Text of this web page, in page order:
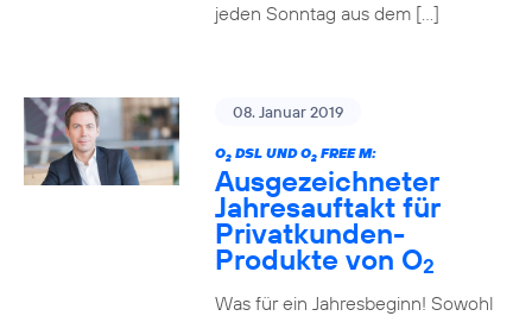
jeden Sonntag aus dem […]
08. Januar 2019
O2DSL UND O2FREE M:
Ausgezeichneter
Jahresauftakt für
Privatkunden-
Produkte von O2
Was für ein Jahresbeginn! Sowohl